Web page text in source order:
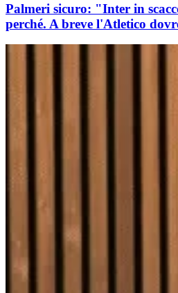
Palmeri sicuro: "Inter in
perché. A breve l'Atletico